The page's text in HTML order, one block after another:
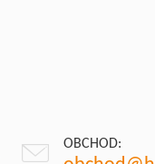
OBCHOD: